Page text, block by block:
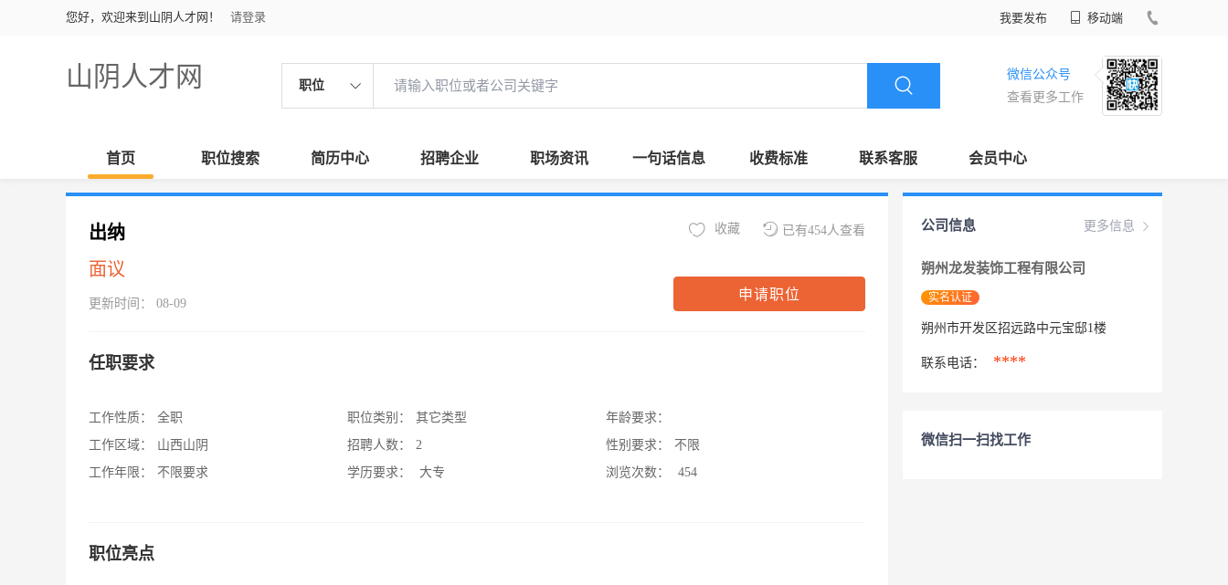
您好，欢迎来到山阴人才网！ 请登录 我要发布 移动端
山阴人才网 职位
微信公众号
查看更多工作
首页 职位搜索 简历中心 招聘企业 职场资讯 一句话信息 收费标准 联系客服 会员中心
出纳
面议
更新时间： 08-09
已有454人查看
收藏
申请职位
任职要求
工作性质：
全职
工作区域：
山西山阴
工作年限：
不限要求
职位类别：
其它类型
招聘人数：
2
学历要求：
大专
年龄要求：
性别要求：
不限
浏览次数：
454
职位亮点
更多信息
公司信息
朔州龙发装饰工程有限公司
实名认证
朔州市开发区招远路中元宝邸1楼
联系电话： ****
微信扫一扫找工作